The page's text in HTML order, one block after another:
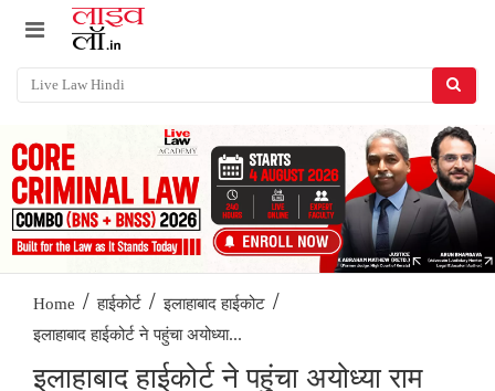
Home / हाईकोर्ट / इलाहाबाद हाईकोट /
इलाहाबाद हाईकोर्ट ने पहुंचा अयोध्या...
इलाहाबाद हाईकोर्ट ने पहुंचा अयोध्या राम